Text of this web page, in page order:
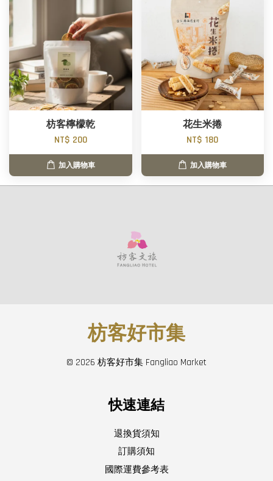
枋客檸檬乾
NT$ 200
加入購物車
花生米捲
NT$ 180
加入購物車
枋客好市集
© 2026 枋客好市集 Fangliao Market
快速連結
退換貨須知
訂購須知
國際運費參考表